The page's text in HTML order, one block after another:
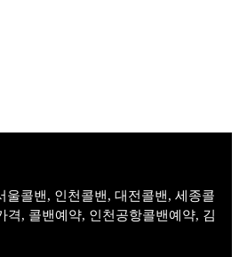
콜밴, 인천콜밴, 대전콜밴, 세종콜
, 콜밴예약, 인천공항콜밴예약, 김